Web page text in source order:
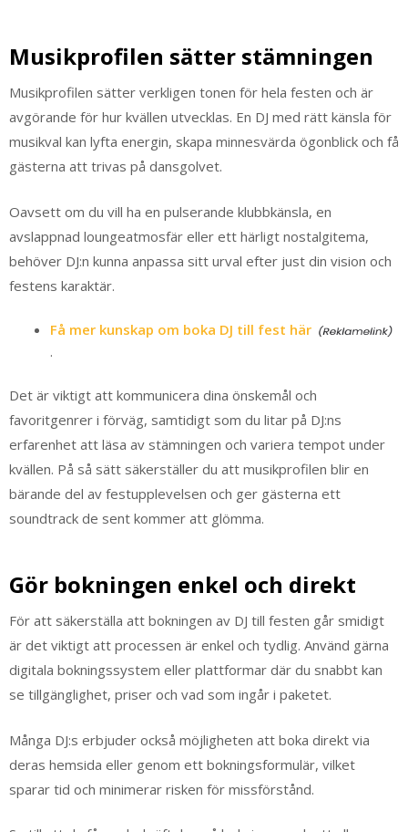
Musikprofilen sätter stämningen
Musikprofilen sätter verkligen tonen för hela festen och är
avgörande för hur kvällen utvecklas. En DJ med rätt känsla för
musikval kan lyfta energin, skapa minnesvärda ögonblick och få
gästerna att trivas på dansgolvet.
Oavsett om du vill ha en pulserande klubbkänsla, en
avslappnad loungeatmosfär eller ett härligt nostalgitema,
behöver DJ:n kunna anpassa sitt urval efter just din vision och
festens karaktär.
Få mer kunskap om boka DJ till fest här
.
Det är viktigt att kommunicera dina önskemål och
favoritgenrer i förväg, samtidigt som du litar på DJ:ns
erfarenhet att läsa av stämningen och variera tempot under
kvällen. På så sätt säkerställer du att musikprofilen blir en
bärande del av festupplevelsen och ger gästerna ett
soundtrack de sent kommer att glömma.
Gör bokningen enkel och direkt
För att säkerställa att bokningen av DJ till festen går smidigt
är det viktigt att processen är enkel och tydlig. Använd gärna
digitala bokningssystem eller plattformar där du snabbt kan
se tillgänglighet, priser och vad som ingår i paketet.
Många DJ:s erbjuder också möjligheten att boka direkt via
deras hemsida eller genom ett bokningsformulär, vilket
sparar tid och minimerar risken för missförstånd.